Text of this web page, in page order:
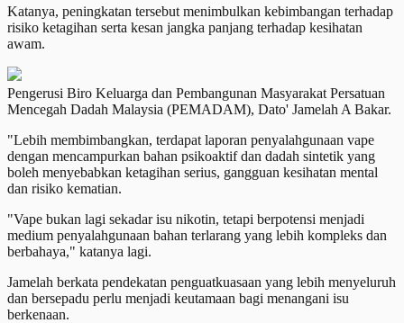
Katanya, peningkatan tersebut menimbulkan kebimbangan terhadap
risiko ketagihan serta kesan jangka panjang terhadap kesihatan
awam.
Pengerusi Biro Keluarga dan Pembangunan Masyarakat Persatuan
Mencegah Dadah Malaysia (PEMADAM), Dato' Jamelah A Bakar.
"Lebih membimbangkan, terdapat laporan penyalahgunaan vape
dengan mencampurkan bahan psikoaktif dan dadah sintetik yang
boleh menyebabkan ketagihan serius, gangguan kesihatan mental
dan risiko kematian.
"Vape bukan lagi sekadar isu nikotin, tetapi berpotensi menjadi
medium penyalahgunaan bahan terlarang yang lebih kompleks dan
berbahaya," katanya lagi.
Jamelah berkata pendekatan penguatkuasaan yang lebih menyeluruh
dan bersepadu perlu menjadi keutamaan bagi menangani isu
berkenaan.